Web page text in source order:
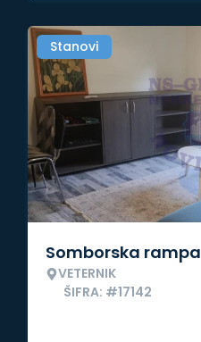
Stanovi
Somborska rampa
VETERNIK
ŠIFRA: #17142